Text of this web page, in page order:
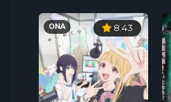
8.43
ONA